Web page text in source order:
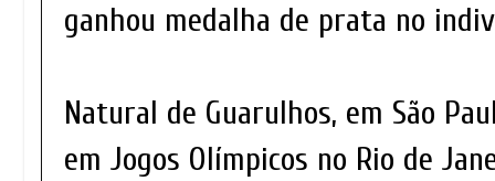
ganhou medalha de prata no
Natural de Guarulhos, em São
em Jogos Olímpicos no Rio de